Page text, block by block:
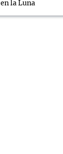
en la Luna